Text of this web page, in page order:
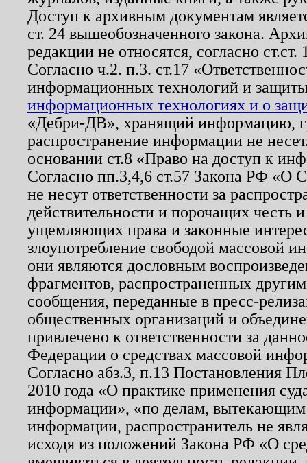
Доступ к архивным документам
ст. 24 вышеобозначенного закона.
редакции не относятся, согласно
Согласно ч.2. п.3. ст.17
информационных технологий и
информационных технологиях и о
«Дебри-ДВ», хранящий информацию,
распространение информации не
основании ст.8 «Право на доступ к
Согласно пп.3,4,6 ст.57 Закона РФ «О
не несут ответственности за
действительности и порочащих честь
ущемляющих права и законные
злоупотребление свободой массовой
они являются дословным
фрагментов, распространенных
сообщения, переданные в пресс-
общественных организаций и
привлечено к ответственности за
Федерации о средствах массовой
Согласно абз.3, п.13 Постановления
2010 года «О практике применения
информации», «по делам, вытекающим
информации, распространитель не
исходя из положений Закона РФ «О